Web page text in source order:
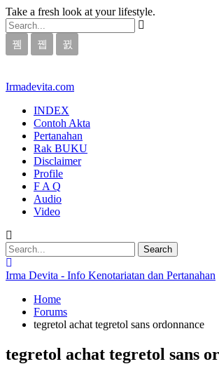
Take a fresh look at your lifestyle.
Irmadevita.com
INDEX
Contoh Akta
Pertanahan
Rak BUKU
Disclaimer
Profile
F A Q
Audio
Video
Irma Devita - Info Kenotariatan dan Pertanahan
Home
Forums
tegretol achat tegretol sans ordonnance
tegretol achat tegretol sans